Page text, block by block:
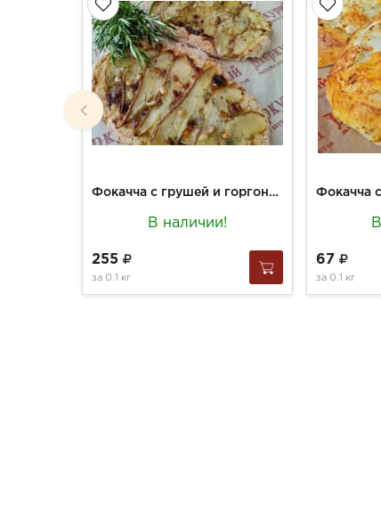
Фокачча с грушей и горгонзолой, вес
В наличии!
255
за 0.1 кг
67
за 0.1 кг